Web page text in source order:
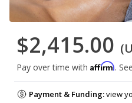
$2,415.00
Pay over time with Affirm.
Payment & Funding:view